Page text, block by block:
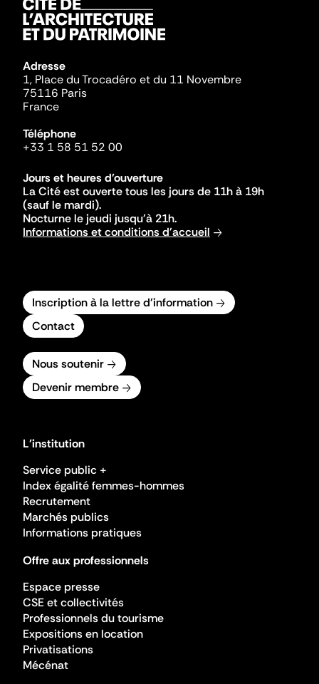
Adresse
1, Place du Trocadéro et du 11 Novembre
75116 Paris
France
Téléphone
+33 1 58 51 52 00
Jours et heures d'ouverture
La Cité est ouverte tous les jours de 11h à 19h
(sauf le mardi).
Nocturne le jeudi jusqu'à 21h.
Informations et conditions d'accueil
Inscription à la lettre d'information
Contact
Nous soutenir
Devenir membre
L'institution
Service public +
Index égalité femmes-hommes
Recrutement
Marchés publics
Informations pratiques
Offre aux professionnels
Espace presse
CSE et collectivités
Professionnels du tourisme
Expositions en location
Privatisations
Mécénat